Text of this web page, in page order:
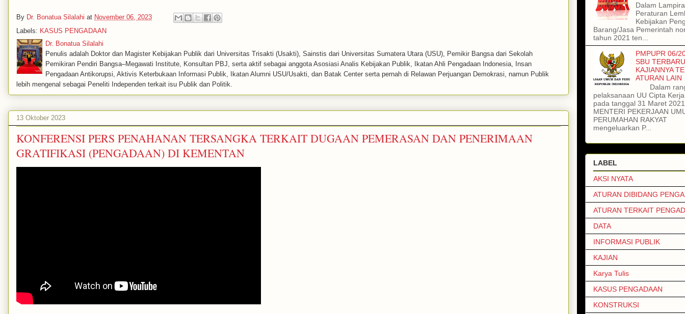
By Dr. Bonatua Silalahi at November 06, 2023
Labels: KASUS PENGADAAN
Dr. Bonatua Silalahi
Penulis adalah Doktor dan Magister Kebijakan Publik dari Universitas Trisakti (Usakti), Sainstis dari Universitas Sumatera Utara (USU), Pemikir Bangsa dari Sekolah
Pemikiran Pendiri Bangsa–Megawati Institute, Konsultan PBJ, serta aktif sebagai anggota Asosiasi Analis Kebijakan Publik, Ikatan Ahli Pengadaan Indonesia, Insan
Pengadaan Antikorupsi, Aktivis Keterbukaan Informasi Publik, Ikatan Alumni USU/Usakti, dan Batak Center serta pernah di Relawan Perjuangan Demokrasi, namun Publik
lebih mengenal sebagai Peneliti Independen terkait isu Publik dan Politik.
13 Oktober 2023
KONFERENSI PERS PENAHANAN TERSANGKA TERKAIT DUGAAN PEMERASAN DAN PENERIMAAN
GRATIFIKASI (PENGADAAN) DI KEMENTAN
Dalam
Peraturan
Kebijakan
Barang/Jasa Pemerintah
tahun 2021 ten...
PMPUPR 06/
SBU
KAJIANNYA
ATURAN LAIN
Dalam
pelaksanaan UU Cipta
pada tanggal 31 Maret
MENTERI PEKERJAAN
PERUMAHAN RAKYAT
mengeluarkan P...
LABEL
AKSI NYATA
ATURAN DIBIDANG
ATURAN TERKAIT
DATA
INFORMASI PUBLIK
KAJIAN
Karya Tulis
KASUS PENGADAAN
KONSTRUKSI